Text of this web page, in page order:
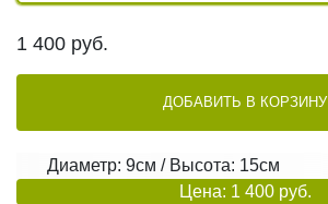
1 400 руб.
ДОБАВИТЬ В КОРЗИНУ
Диаметр: 9см / Высота: 15см
Цена: 1 400 руб.